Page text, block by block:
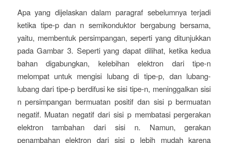
Apa yang dijelaskan dalam paragraf sebelumnya terjadi
ketika tipe-p dan n semikonduktor bergabung bersama,
yaitu, membentuk persimpangan, seperti yang ditunjukkan
pada Gambar 3. Seperti yang dapat dilihat, ketika kedua
bahan digabungkan, kelebihan elektron dari tipe-n
melompat untuk mengisi lubang di tipe-p, dan lubang-
lubang dari tipe-p berdifusi ke sisi tipe-n, meninggalkan sisi
n persimpangan bermuatan positif dan sisi p bermuatan
negatif. Muatan negatif dari sisi p membatasi pergerakan
elektron tambahan dari sisi n. Namun, gerakan
penambahan elektron dari sisi p lebih mudah karena